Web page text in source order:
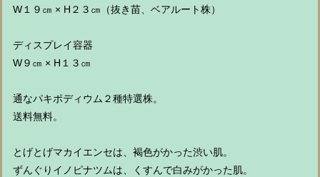
W１９㎝ × H２３㎝（抜き苗、ベアルート株）
ディスプレイ容器
W９㎝ × H１３㎝
通なパキポディウム２種特選株。
送料無料。
とげとげマカイエンセは、褐色がかった渋い肌。
ずんぐりイノピナツムは、くすんで白みがかった肌。